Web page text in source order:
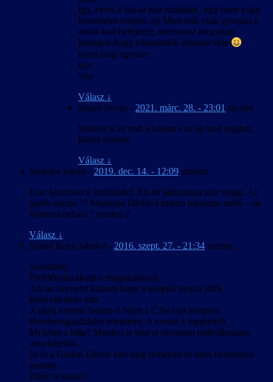
Így, ezzel a file-al már működik, egy Isten vagy,
köszönöm szépen :))) Most már csak gyorsan a
melót kell befejezni, mert most meg ezen
kattogok,hogy elkezdenék játszani vele
köszi még egyszer
üdv
Vea
Válasz ↓
Szabó István - 2021. márc. 28. - 23:01 szerint:
Nekem is ez volt a bajom s az uj mod segített,
Köszi szépen
Válasz ↓
Szakács István - 2019. dec. 14. - 12:09 szerint:
Ezer köszönet a fordításért! Kb 4x játszottam már végig. Az
újabb verzió ?? Mankind Divíded tudom hatalmas meló – de
finanszírozható ? esetleg ?
Válasz ↓
Szabó Renji Sándor - 2016. szept. 27. - 21:34 szerint:
Sziasztok!
Problémám akadt a magyarítással.
Azt az üzenetet kapom hogy a telepítő nem a játék
könyvtárában van.
A játék eredeti Steam-s! Nem a C be van telepítve.
Rendszergazdaként telepítem. A verzió a megfelelő.
Mi lehet a hiba? Minden le írtat el olvastam próbálkoztam
nem sikerült.
Ja és a Goden Edtion van meg remélem ez nem befolyásol
semmit.
Előre is köszi!!